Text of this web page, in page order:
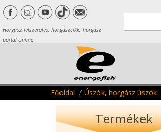
Horgász felszerelés, horgászcikk, horgász
portál online
Főoldal Úszók, horgász úszók
Termékek